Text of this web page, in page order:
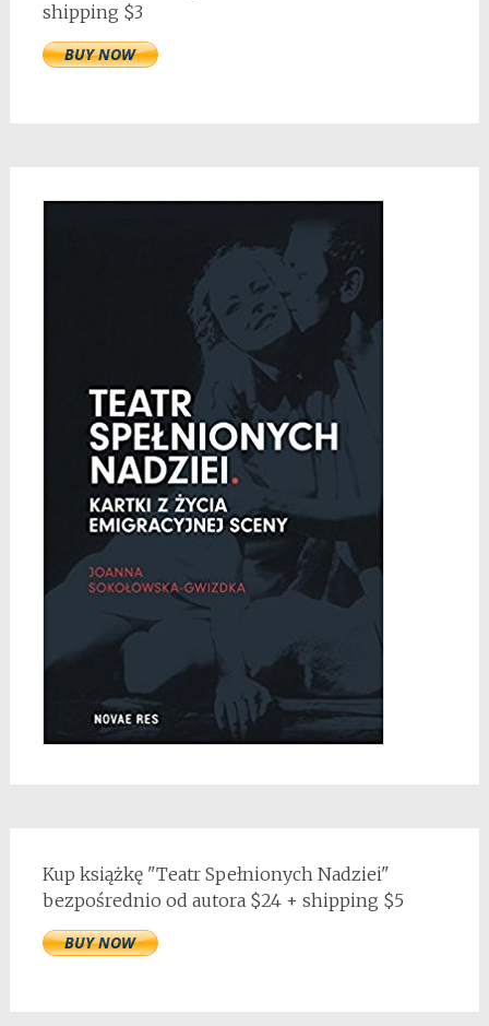
shipping $3
Kup książkę "Teatr Spełnionych Nadziei"
bezpośrednio od autora $24 + shipping $5